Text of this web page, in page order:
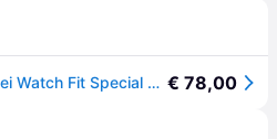
Aangesloten horloge Huawei Watch Fit Special Edition - Noir € 78,00